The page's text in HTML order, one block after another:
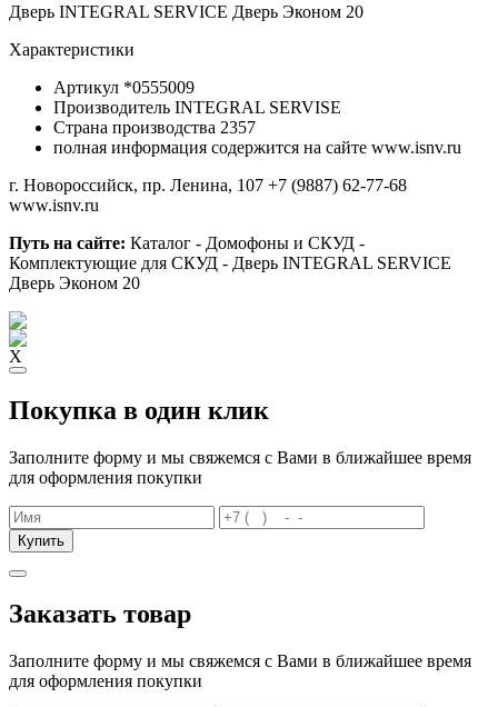
Дверь INTEGRAL SERVICE Дверь Эконом 20
Характеристики
Артикул *0555009
Производитель INTEGRAL SERVISE
Страна производства 2357
полная информация содержится на сайте www.isnv.ru
г. Новороссийск, пр. Ленина, 107 +7 (9887) 62-77-68
www.isnv.ru
Путь на сайте: Каталог - Домофоны и СКУД -
Комплектующие для СКУД - Дверь INTEGRAL SERVICE
Дверь Эконом 20
X
Покупка в один клик
Заполните форму и мы свяжемся с Вами в ближайшее время
для оформления покупки
Купить
Заказать товар
Заполните форму и мы свяжемся с Вами в ближайшее время
для оформления покупки